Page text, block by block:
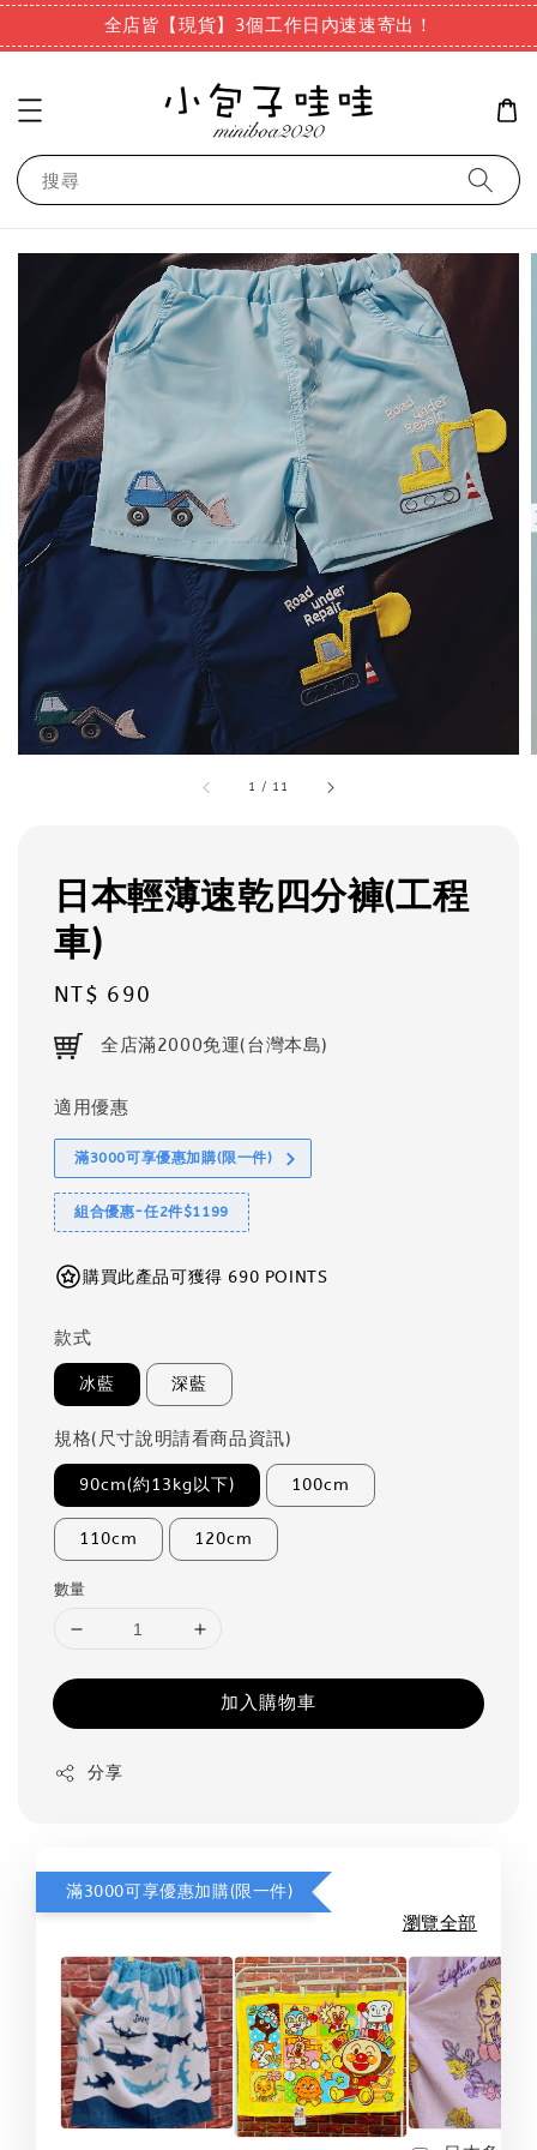
全店皆【現貨】3個工作日內速速寄出！
搜尋
1 / 11
日本輕薄速乾四分褲(工程
車)
Regular
price
NT$ 690
全店滿2000免運(台灣本島)
適用優惠
滿3000可享優惠加購(限一件)
組合優惠-任2件$1199
購買此產品可獲得 690 POINTS
款式
冰藍 深藍
規格(尺寸說明請看商品資訊)
90cm(約13kg以下) 100cm
110cm 120cm
數量
加入購物車
分享
滿3000可享優惠加購(限一件)
瀏覽全部